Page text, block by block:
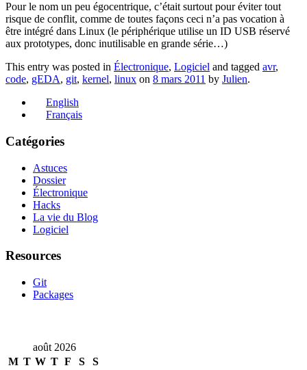
Pour le nom un peu égocentrique, c’était surtout pour éviter tout
risque de conflit, comme de toutes façons ceci n’a pas vocation à
être intégré dans Linux (le périphérique utilise un ID USB réservé
aux prototypes, donc inutilisable en grande série…)
This entry was posted in Électronique, Logiciel and tagged avr,
code, gEDA, git, kernel, linux on 8 mars 2011 by Julien.
English
Français
Catégories
Astuces
Dossier
Électronique
Hacks
La vie du Blog
Logiciel
Resources
Git
Packages
août 2026
M T W T F S S